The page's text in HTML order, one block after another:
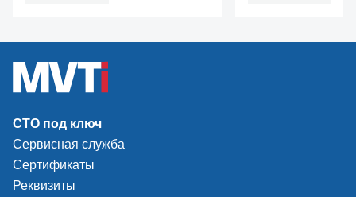
СТО под ключ
Сервисная служба
Сертификаты
Реквизиты